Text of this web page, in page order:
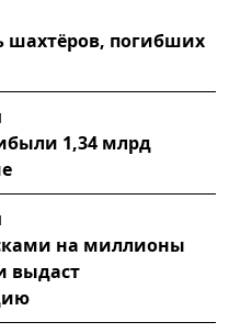
погибших
1,34 млрд
на миллионы
выдаст